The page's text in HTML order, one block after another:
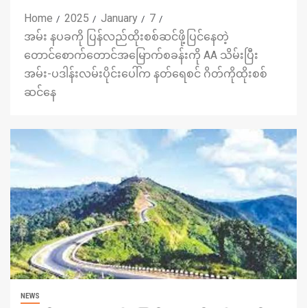
Home 2025 January
7
အမ်း နပခကို ပြန်လည်ထိုးစစ်ဆင်ဖို့ပြင်နေတဲ့
တောင်စောက်တောင်အမြောက်စခန်းကို AA သိမ်းပြီး
အမ်း-ပဒါန်းလမ်းပိုင်းပေါ်က နတ်ရေစင် ဂိတ်ကိုထိုးစစ်
ဆင်နေ
NEWS